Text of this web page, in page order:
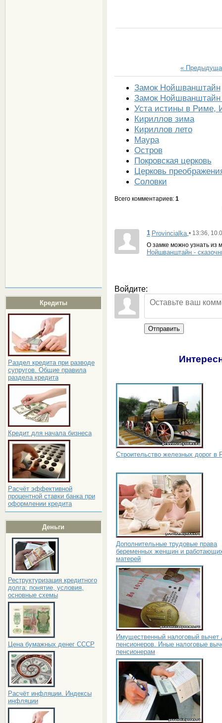
Кредиты
Раздел кредита при разводе
супругов. Общие правила
раздела кредита
Кредит для начала бизнеса
Расчёт эффективной
процентной ставки банка при
оформлении кредита
Деньги
Реструктуризация кредитного
долга: понятие, условия,
основные схемы
Цена бумажных денег СССР
Расчёт инфляции. Индексы
инфляции
«
Замок Нойшванштайн
Замок
Уста истины в Риме,
Кириллов зима
Кириллов лето
Маура
Остров
Покровская церковь
Церковь
Соловки
Всего комментариев: 1
1 Provincialka • 13:36,
О замке можно узнать из
Нойшванштайн -
Войдите:
Отправить
Строительство железных дорог в
Дополнительные трудовые права
беременных женщин и
матерей
Имущественный налоговый вычет
пенсионеров. Иные налоговые
пенсионерам